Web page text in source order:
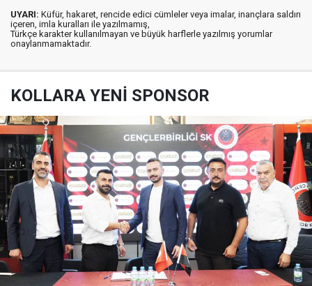
UYARI: Küfür, hakaret, rencide edici cümleler veya imalar, inançlara saldırı
içeren, imla kuralları ile yazılmamış,
Türkçe karakter kullanılmayan ve büyük harflerle yazılmış yorumlar
onaylanmamaktadır.
KOLLARA YENİ SPONSOR